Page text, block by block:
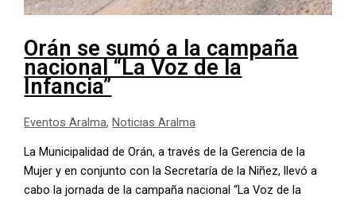
Orán se sumó a la campaña
nacional “La Voz de la
Infancia”
Eventos Aralma,Noticias Aralma
La Municipalidad de Orán, a través de la Gerencia de la
Mujer y en conjunto con la Secretaría de la Niñez, llevó a
cabo la jornada de la campaña nacional “La Voz de la